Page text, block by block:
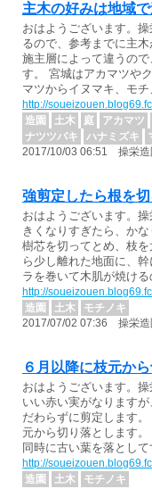
主木の好みは地域で
おはようございます。
るので、参考までに主
施主層によって違うの
す。 宮城はアカマツや
マツからイヌマキ、モ
http://
造園
土木 庭 アカマツ
ナツツバキ
ハナミズキ
2017/10/03 06:51 操栄造
強剪定したら根を切
おはようございます。
きくなりすぎたら、か
樹芯を切ってとめ、枝
ら少し離れた地面に、
ラを巻いて木肌が焼け
http://
造園
土木
モチノキ
2017/07/02 07:36 操栄造
６月以降に枝元か
おはようございます。
いい赤い実がなります
だわらずに剪定します
元から切り落とします
同時に古い葉を落とし
http://
造園
土木
モチノキ